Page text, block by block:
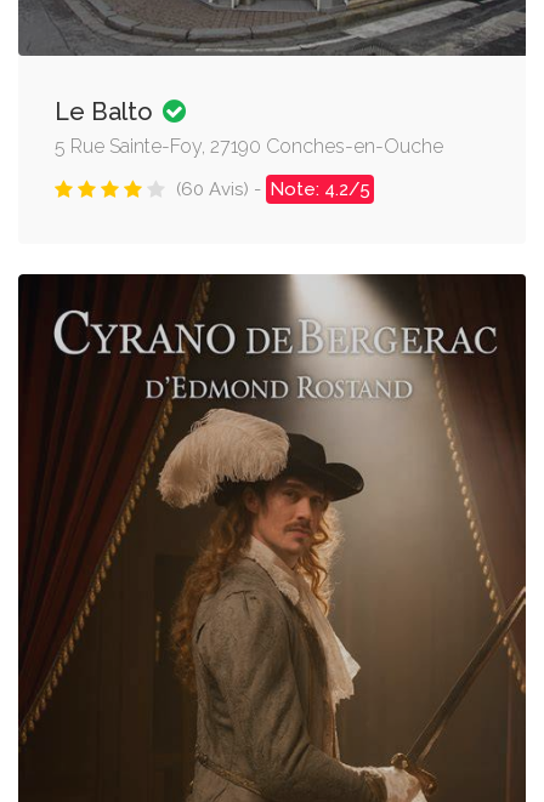
Le Balto
5 Rue Sainte-Foy, 27190 Conches-en-Ouche
(60 Avis) - Note: 4.2/5